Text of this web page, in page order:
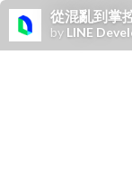
從混亂到掌
by LINE